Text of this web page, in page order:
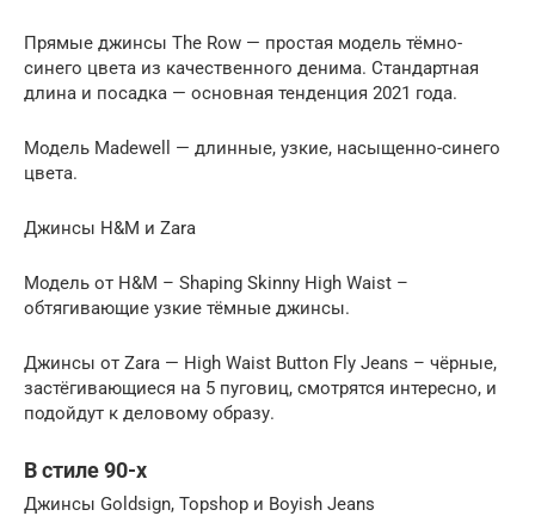
Прямые джинсы The Row — простая модель тёмно-
синего цвета из качественного денима. Стандартная
длина и посадка — основная тенденция 2021 года.
Модель Madewell — длинные, узкие, насыщенно-синего
цвета.
Джинсы H&M и Zara
Модель от H&M – Shaping Skinny High Waist –
обтягивающие узкие тёмные джинсы.
Джинсы от Zara — High Waist Button Fly Jeans – чёрные,
застёгивающиеся на 5 пуговиц, смотрятся интересно, и
подойдут к деловому образу.
В стиле 90-х
Джинсы Goldsign, Topshop и Boyish Jeans